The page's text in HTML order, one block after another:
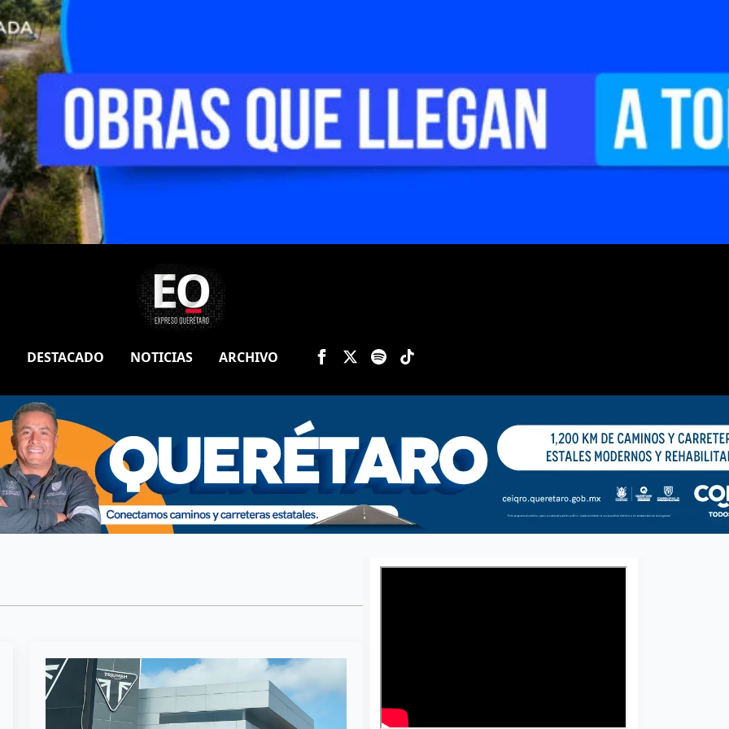
DESTACADO NOTICIAS ARCHIVO